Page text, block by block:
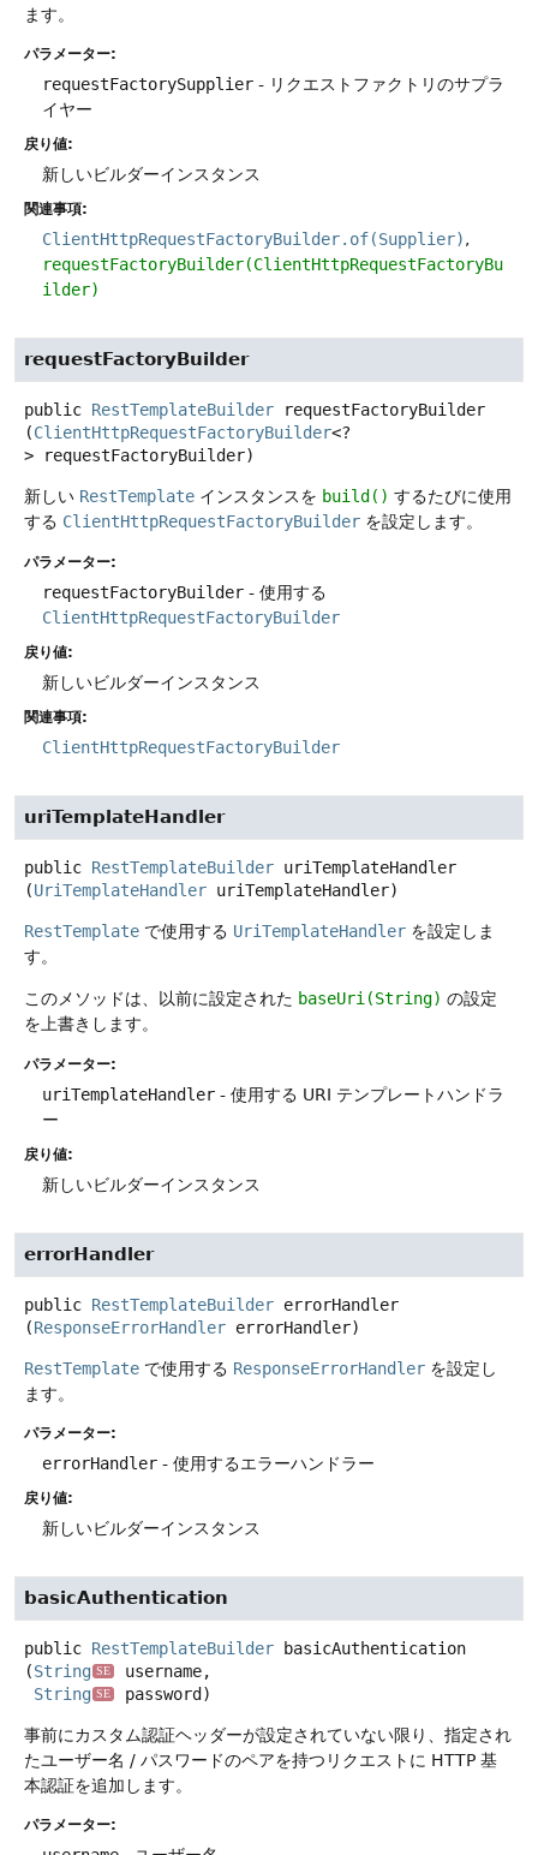
ます。
パラメーター:
requestFactorySupplier - リクエストファクトリのサプラ
イヤー
戻り値:
新しいビルダーインスタンス
関連事項:
ClientHttpRequestFactoryBuilder.of(Supplier)
requestFactoryBuilder(ClientHttpRequestFactoryBu
ilder)
requestFactoryBuilder
public RestTemplateBuilder
requestFactoryBuilder
(ClientHttpRequestFactoryBuilder<?
> requestFactoryBuilder)
新しい RestTemplate インスタンスを build() するたびに使用
する ClientHttpRequestFactoryBuilder を設定します。
パラメーター:
requestFactoryBuilder - 使用する
ClientHttpRequestFactoryBuilder
戻り値:
新しいビルダーインスタンス
関連事項:
ClientHttpRequestFactoryBuilder
uriTemplateHandler
public RestTemplateBuilder uriTemplateHandler
(UriTemplateHandler uriTemplateHandler)
RestTemplate で使用する UriTemplateHandler を設定しま
す。
このメソッドは、以前に設定された baseUri(String) の設定
を上書きします。
パラメーター:
uriTemplateHandler - 使用する URI テンプレートハンドラ
ー
戻り値:
新しいビルダーインスタンス
errorHandler
public RestTemplateBuilder errorHandler
(ResponseErrorHandler errorHandler)
RestTemplate で使用する ResponseErrorHandler を設定し
ます。
パラメーター:
errorHandler - 使用するエラーハンドラー
戻り値:
新しいビルダーインスタンス
basicAuthentication
public RestTemplateBuilder
basicAuthentication
(String SE
username,
String SE password)
事前にカスタム認証ヘッダーが設定されていない限り、指定され
たユーザー名 / パスワードのペアを持つリクエストに HTTP 基
本認証を追加します。
パラメーター: